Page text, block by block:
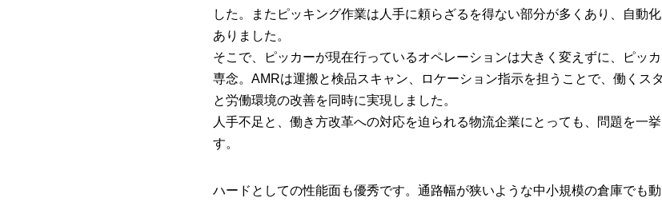
した。またピッキング作業は人手に頼らざるを得ない部分が多くあり、自動
ありました。
そこで、ピッカーが現在行っているオペレーションは大きく変えずに、ピッ
専念。AMRは運搬と検品スキャン、ロケーション指示を担うことで、働くス
と労働環境の改善を同時に実現しました。
人手不足と、働き方改革への対応を迫られる物流企業にとっても、問題を一
す。
ハードとしての性能面も優秀です。通路幅が狭いような中小規模の倉庫でも